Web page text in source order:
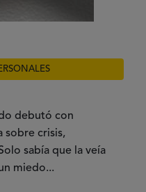
debutó con
sobre crisis,
sabía que la veía
miedo...